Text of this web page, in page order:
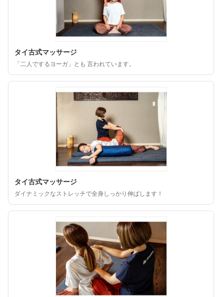
タイ古式マッサージ
「二人でするヨーガ」とも 言われています。
タイ古式マッサージ
ダイナミックなストレッチで全身しっかり伸ばします！